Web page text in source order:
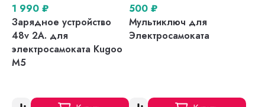
1 990 ₽
Зарядное устройство
48v 2A. для
электросамоката Kugoo
M5
500 ₽
Мультиключ для
Электросамоката